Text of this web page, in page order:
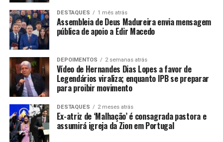
DESTAQUES 1 mês atrás
Assembleia de Deus Madureira envia mensagem
pública de apoio a Edir Macedo
DEPOIMENTOS 2 semanas atrás
Vídeo de Hernandes Dias Lopes a favor de
Legendários viraliza; enquanto IPB se preparar
para proibir movimento
DESTAQUES 2 meses atrás
Ex-atriz de ‘Malhação’ é consagrada pastora e
assumirá igreja da Zion em Portugal